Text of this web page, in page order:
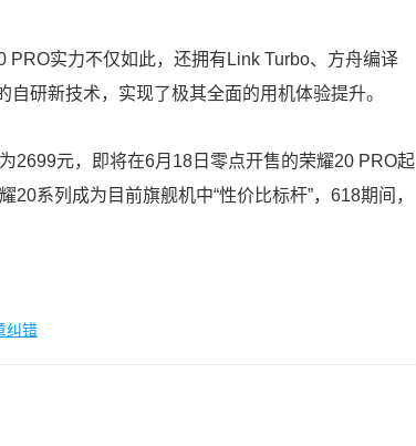
实力不仅如此，还拥有Link Turbo、方舟编译
研新技术，实现了极其全面的用机体验提升。
2699元，即将在6月18日零点开售的荣耀20 PRO起
系列成为目前旗舰机中“性价比标杆”，618期间，
纠错